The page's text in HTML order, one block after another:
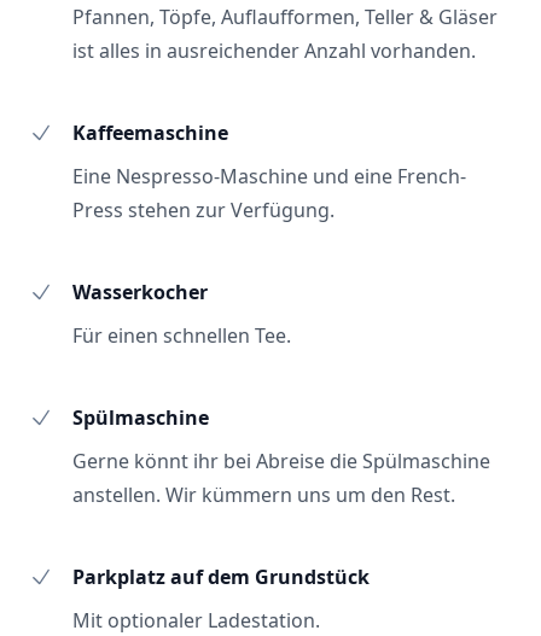
Pfannen, Töpfe, Auflaufformen, Teller & Gläser
ist alles in ausreichender Anzahl vorhanden.
Kaffeemaschine
Eine Nespresso-Maschine und eine French-
Press stehen zur Verfügung.
Wasserkocher
Für einen schnellen Tee.
Spülmaschine
Gerne könnt ihr bei Abreise die Spülmaschine
anstellen. Wir kümmern uns um den Rest.
Parkplatz auf dem Grundstück
Mit optionaler Ladestation.